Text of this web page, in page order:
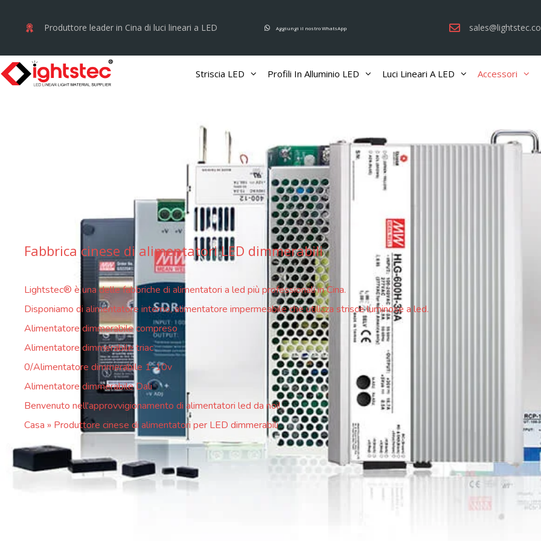
Produttore leader in Cina di luci lineari a LED Aggiungi il nostro WhatsApp
Striscia LED Profili In Alluminio LED Luci Lineari A LED Accessori
Fabbrica cinese di alimentatori LED dimmerabili
Lightstec® è una delle fabbriche di alimentatori a led più professionali in Cina.
Disponiamo di alimentatore interno, alimentatore impermeabile che utilizza strisce luminose a led.
Alimentatore dimmerabile compreso
Alimentatore dimmerabile triac
0/Alimentatore dimmerabile 1-10v
Alimentatore dimmerabile Dali
Benvenuto nell'approvvigionamento di alimentatori led da noi!
Casa » Produttore cinese di alimentatori per LED dimmerabili